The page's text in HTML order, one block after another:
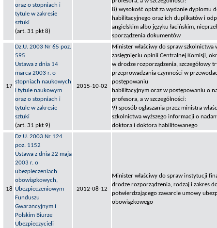
oraz o stopniach i
tytule w zakresie
sztuki
(art. 31 pkt 8)
8) wysokość opłat za wydanie dyplomu
habilitacyjnego oraz ich duplikatów i
angielskim albo języku łacińskim,
sporządzenia dokumentów
17
Dz.U. 2003 Nr 65 poz.
595
Ustawa z dnia 14
marca 2003 r. o
stopniach naukowych
i tytule naukowym
oraz o stopniach i
tytule w zakresie
sztuki
(art. 31 pkt 9)
2015-10-02
Minister właściwy do spraw szkolnictwa
zasięgnięciu opinii Centralnej Komisji,
w drodze rozporządzenia, szczegółowy
przeprowadzania czynności w
postępowaniu
habilitacyjnym oraz w postępowaniu o
profesora, a w szczególności:
9) sposób ogłaszania przez ministra
szkolnictwa wyższego informacji o
doktora i doktora habilitowanego
18
Dz.U. 2003 Nr 124
poz. 1152
Ustawa z dnia 22 maja
2003 r. o
ubezpieczeniach
obowiązkowych,
Ubezpieczeniowym
Funduszu
Gwarancyjnym i
Polskim Biurze
Ubezpieczycieli
2012-08-12
Minister właściwy do spraw instytucji
drodze rozporządzenia, rodzaj i zakres
potwierdzającego zawarcie umowy
obowiązkowego